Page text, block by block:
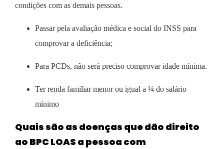
condições com as demais pessoas.
Passar pela avaliação médica e social do INSS para
comprovar a deficiência;
Para PCDs, não será preciso comprovar idade mínima.
Ter renda familiar menor ou igual a ¼ do salário
mínimo
Quais são as doenças que dão direito
ao BPC LOAS a pessoa com